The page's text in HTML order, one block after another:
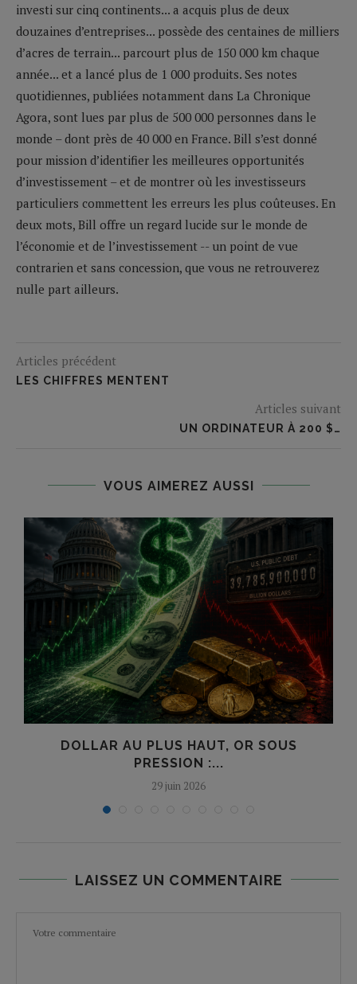
investi sur cinq continents... a acquis plus de deux
douzaines d’entreprises... possède des centaines de milliers
d’acres de terrain... parcourt plus de 150 000 km chaque
année... et a lancé plus de 1 000 produits. Ses notes
quotidiennes, publiées notamment dans La Chronique
Agora, sont lues par plus de 500 000 personnes dans le
monde – dont près de 40 000 en France. Bill s’est donné
pour mission d’identifier les meilleures opportunités
d’investissement – et de montrer où les investisseurs
particuliers commettent les erreurs les plus coûteuses. En
deux mots, Bill offre un regard lucide sur le monde de
l’économie et de l’investissement -- un point de vue
contrarien et sans concession, que vous ne retrouverez
nulle part ailleurs.
Articles précédent
LES CHIFFRES MENTENT
Articles suivant
UN ORDINATEUR À 200 $…
VOUS AIMEREZ AUSSI
DOLLAR AU PLUS HAUT, OR SOUS
PRESSION :...
29 juin 2026
LAISSEZ UN COMMENTAIRE